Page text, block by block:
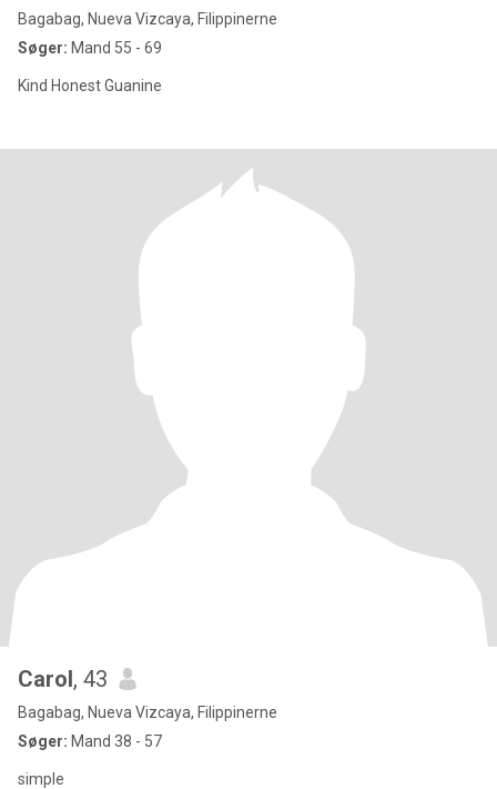
Bagabag, Nueva Vizcaya, Filippinerne
Søger: Mand 55 - 69
Kind Honest Guanine
Carol, 43
Bagabag, Nueva Vizcaya, Filippinerne
Søger: Mand 38 - 57
simple